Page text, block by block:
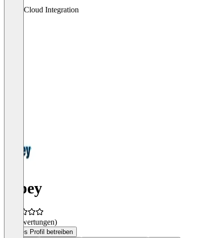
Other Cloud Integration
Pipey
(0 Bewertungen)
Dieses Profil betreiben